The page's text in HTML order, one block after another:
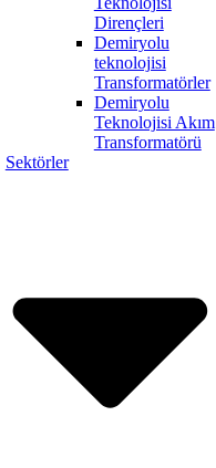
Dirençleri
Demiryolu
teknolojisi
Transformatörler
Demiryolu
Teknolojisi Akım
Transformatörü
Sektörler